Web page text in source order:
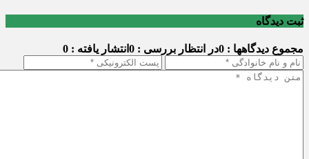
ثبت دیدگاه
مجموع دیدگاهها : 0 در انتظار بررسی : 0 انتشار یافته : 0